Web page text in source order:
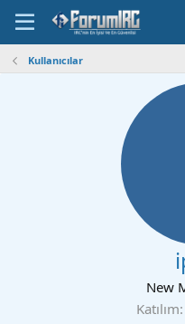
Kullanıcılar
New
Katılım